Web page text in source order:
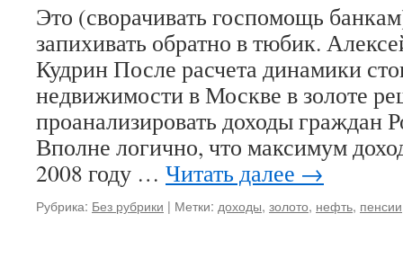
Это (сворачивать госпомощь
запихивать обратно в тюбик.
Кудрин После расчета динамики
недвижимости в Москве в золоте
проанализировать доходы граждан
Вполне логично, что максимум
2008 году … Читать далее →
Рубрика: Без рубрики | Метки: доходы, золото, нефть, пенсии